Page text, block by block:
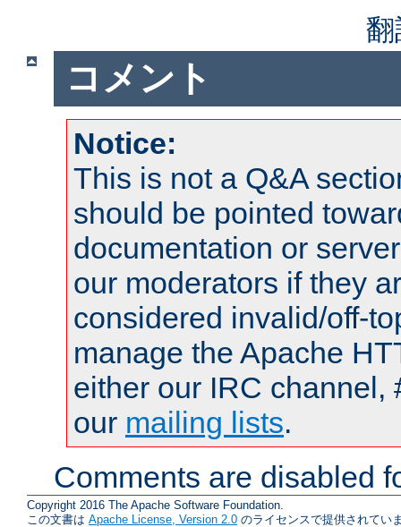
コメント
Notice:
This is not a Q&A
should be pointed
documentation or
our moderators if they
considered invalid/off-
manage the Apache
either our IRC channel,
our mailing lists.
Comments are disabled
Copyright 2016 The Apache Software Foundation.
この文書は Apache License, Version 2.0 のライセンスで提供されてい